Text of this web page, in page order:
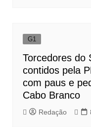
G1
Torcedores do
contidos pela
com paus e
Cabo Branco
Redação